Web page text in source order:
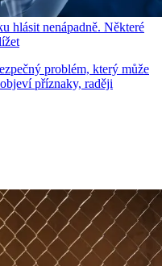
hlásit nenápadně. Některé
problém, který může
příznaky, raději